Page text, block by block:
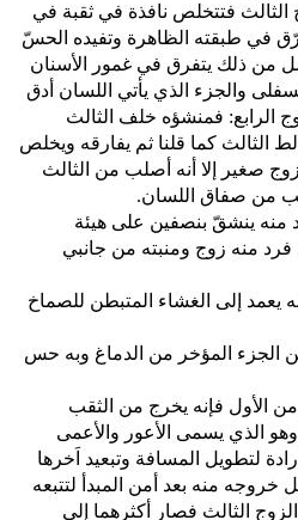
الثالث فتتخلص نافذة في ثقبة في
في طبقته الظاهرة وتفيده الحسّ
من ذلك يتفرق في غمور الأسنان
والجزء الذي يأتي اللسان أدق
الرابع‏:‏ فمنشؤه خلف الثالث
الثالث كما قلنا ثم يفارقه ويخلص
صغير إلا أنه أصلب من الثالث
من صفاق اللسان‏.‏
منه ينشقّ بنصفين على هيئة
منه زوج ومنبته من جانبي
إلى الغشاء المتبطن للصماخ
الجزء المؤخر من الدماغ وبه حس
الأول فإنه يخرج من الثقب
الذي يسمى الأعور والأعمى
لتطويل المسافة وتبعيد اَخرها
خروجه منه بعد أمن المبدأ لتتبعه
الثالث فصار أكثرهما إلى